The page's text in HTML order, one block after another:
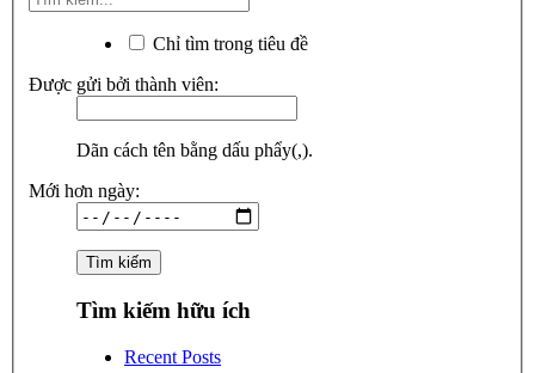
Chỉ tìm trong tiêu đề
Được gửi bởi thành viên:
Dãn cách tên bằng dấu phẩy(,).
Mới hơn ngày:
Tìm kiếm hữu ích
Recent Posts